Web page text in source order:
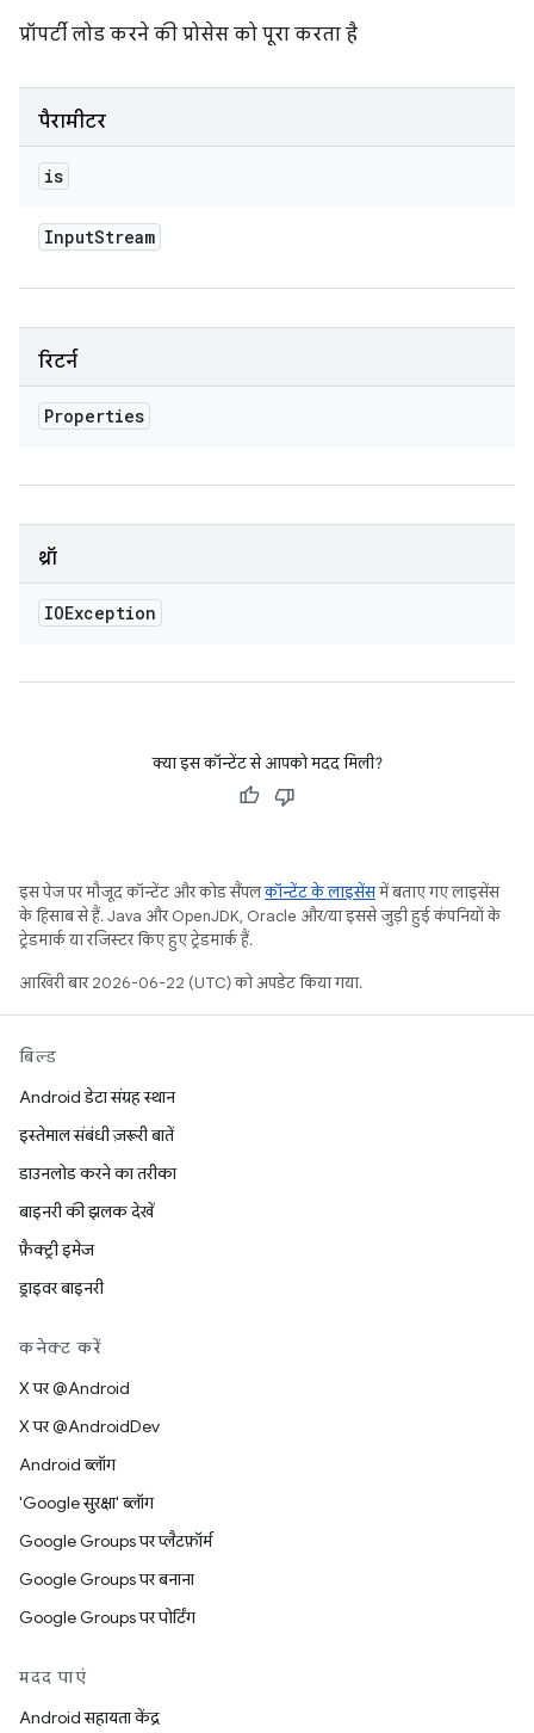
प्रॉपर्टी लोड करने की प्रोसेस को पूरा करता है
पैरामीटर
is
InputStream
रिटर्न
Properties
थ्रॉ
IOException
क्या इस कॉन्टेंट से आपको मदद मिली?
इस पेज पर मौजूद कॉन्टेंट और कोड सैंपलकॉन्टेंट के लाइसेंसमें बताए गए लाइसेंस
के हिसाब से हैं. Java और OpenJDK, Oracle और/या इससे जुड़ी हुई कंपनियों के
ट्रेडमार्क या रजिस्टर किए हुए ट्रेडमार्क हैं.
आखिरी बार 2026-06-22 (UTC) को अपडेट किया गया.
बिल्ड
Android डेटा संग्रह स्थान
इस्तेमाल संबंधी ज़रूरी बातें
डाउनलोड करने का तरीका
बाइनरी की झलक देखें
फ़ैक्ट्री इमेज
ड्राइवर बाइनरी
कनेक्ट करें
X पर @Android
X पर @AndroidDev
Android ब्लॉग
'Google सुरक्षा' ब्लॉग
Google Groups पर प्लैटफ़ॉर्म
Google Groups पर बनाना
Google Groups पर पोर्टिंग
मदद पाएं
Android सहायता केंद्र